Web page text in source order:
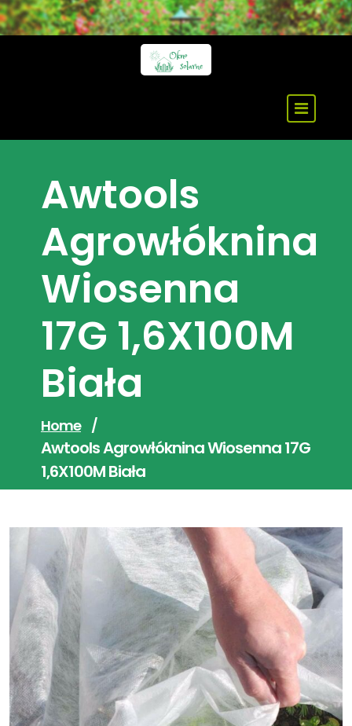
Skip
to
Awtools
Agrowłóknina
Wiosenna
17G 1,6X100M
Biała
Home /
Awtools Agrowłóknina Wiosenna 17G
1,6X100M Biała